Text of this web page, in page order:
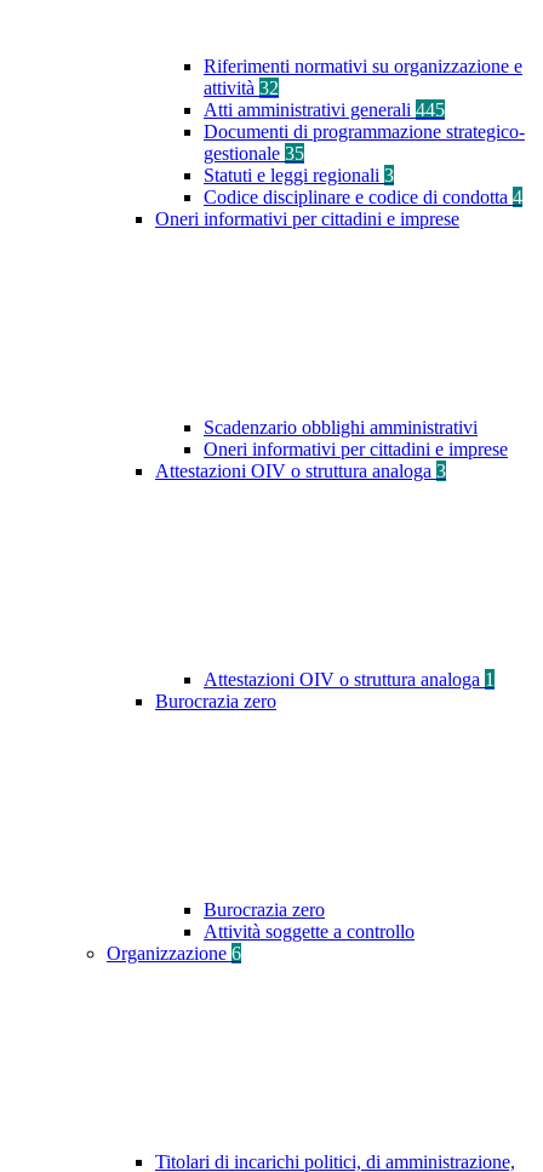
Riferimenti normativi su organizzazione e
attività 32
Atti amministrativi generali 445
Documenti di programmazione strategico-
gestionale 35
Statuti e leggi regionali 3
Codice disciplinare e codice di condotta 4
Oneri informativi per cittadini e imprese
Scadenzario obblighi amministrativi
Oneri informativi per cittadini e imprese
Attestazioni OIV o struttura analoga 3
Attestazioni OIV o struttura analoga 1
Burocrazia zero
Burocrazia zero
Attività soggette a controllo
Organizzazione 6
Titolari di incarichi politici, di amministrazione,